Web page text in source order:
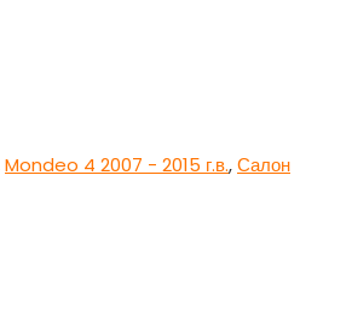
Mondeo 4 2007 - 2015 г.в.,Салон